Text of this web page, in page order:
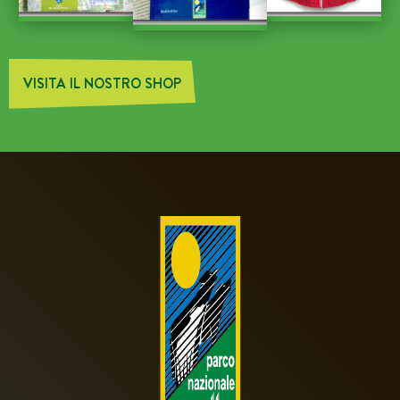
VISITA IL NOSTRO SHOP